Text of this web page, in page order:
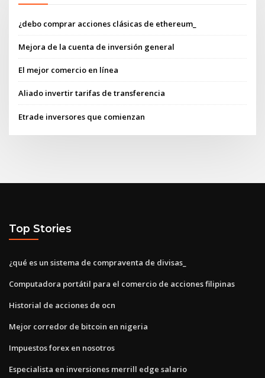
¿debo comprar acciones clásicas de ethereum_
Mejora de la cuenta de inversión general
El mejor comercio en línea
Aliado invertir tarifas de transferencia
Etrade inversores que comienzan
Top Stories
¿qué es un sistema de compraventa de divisas_
Computadora portátil para el comercio de acciones filipinas
Historial de acciones de ocn
Mejor corredor de bitcoin en nigeria
Impuestos forex en nosotros
Especialista en inversiones merrill edge salario